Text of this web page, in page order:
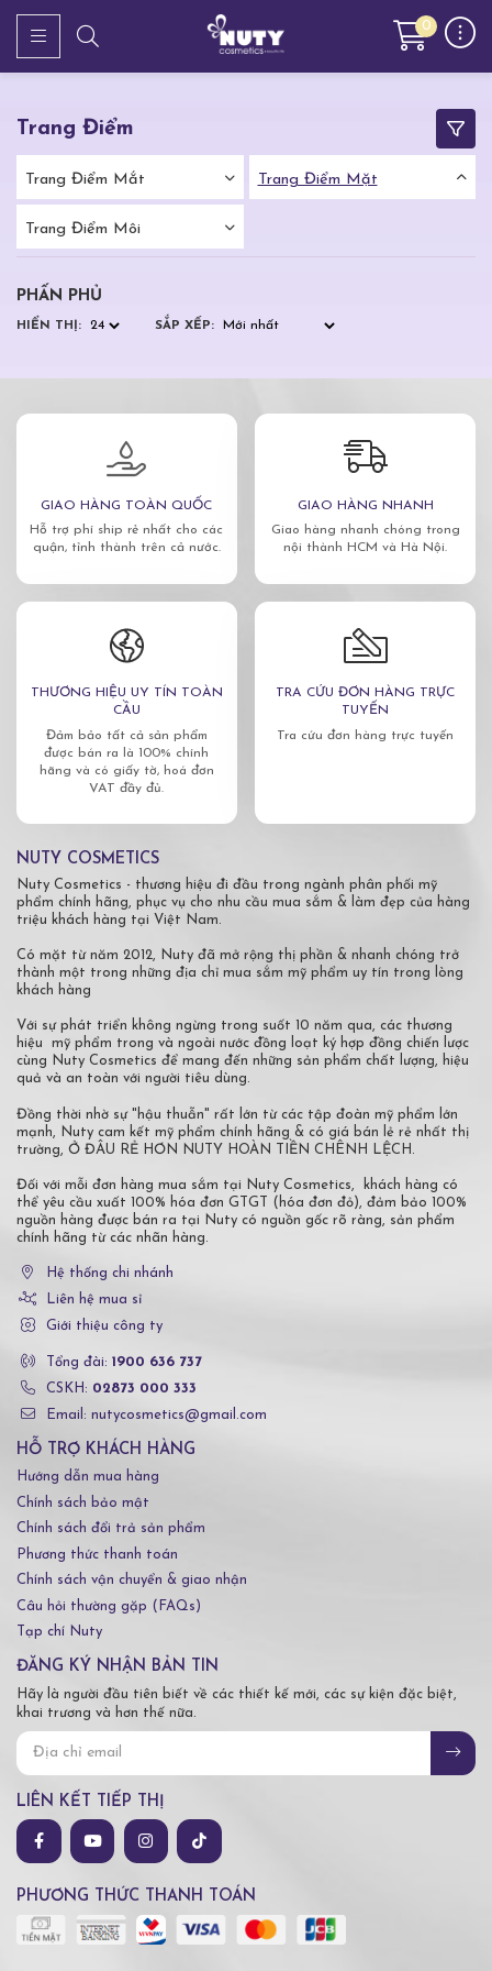
0
Trang Điểm
Trang Điểm Mắt Trang Điểm Mặt
Trang Điểm Môi
PHẤN PHỦ
HIỂN THỊ: SẮP XẾP:
GIAO HÀNG TOÀN QUỐC
Hỗ trợ phí ship rẻ nhất cho các
quận, tỉnh thành trên cả nước.
GIAO HÀNG NHANH
Giao hàng nhanh chóng trong
nội thành HCM và Hà Nội.
THƯƠNG HIỆU UY TÍN TOÀN
CẦU
Đảm bảo tất cả sản phẩm
được bán ra là 100% chính
hãng và có giấy tờ, hoá đơn
VAT đầy đủ.
TRA CỨU ĐƠN HÀNG TRỰC
TUYẾN
Tra cứu đơn hàng trực tuyến
NUTY COSMETICS
Nuty Cosmetics - thương hiệu đi đầu trong ngành phân phối mỹ
phẩm chính hãng, phục vụ cho nhu cầu mua sắm & làm đẹp của hàng
triệu khách hàng tại Việt Nam.
Có mặt từ năm 2012, Nuty đã mở rộng thị phần & nhanh chóng trở
thành một trong những địa chỉ mua sắm mỹ phẩm uy tín trong lòng
khách hàng
Với sự phát triển không ngừng trong suốt 10 năm qua, các thương
hiệu mỹ phẩm trong và ngoài nước đồng loạt ký hợp đồng chiến lược
cùng Nuty Cosmetics để mang đến những sản phẩm chất lượng, hiệu
quả và an toàn với người tiêu dùng.
Đồng thời nhờ sự "hậu thuẫn" rất lớn từ các tập đoàn mỹ phẩm lớn
mạnh, Nuty cam kết mỹ phẩm chính hãng & có giá bán lẻ rẻ nhất thị
trường, Ở ĐÂU RẺ HƠN NUTY HOÀN TIỀN CHÊNH LỆCH.
Đối với mỗi đơn hàng mua sắm tại Nuty Cosmetics, khách hàng có
thể yêu cầu xuất 100% hóa đơn GTGT (hóa đơn đỏ), đảm bảo 100%
nguồn hàng được bán ra tại Nuty có nguồn gốc rõ ràng, sản phẩm
chính hãng từ các nhãn hàng.
Hệ thống chi nhánh
Liên hệ mua sỉ
Giới thiệu công ty
Tổng đài: 1900 636 737
CSKH: 02873 000 333
Email: nutycosmetics@gmail.com
HỖ TRỢ KHÁCH HÀNG
Hướng dẫn mua hàng
Chính sách bảo mật
Chính sách đổi trả sản phẩm
Phương thức thanh toán
Chính sách vận chuyển & giao nhận
Câu hỏi thường gặp (FAQs)
Tạp chí Nuty
ĐĂNG KÝ NHẬN BẢN TIN
Hãy là người đầu tiên biết về các thiết kế mới, các sự kiện đặc biệt,
khai trương và hơn thế nữa.
LIÊN KẾT TIẾP THỊ
PHƯƠNG THỨC THANH TOÁN